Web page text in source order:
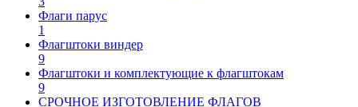
Флаги парус
1
Флагштоки виндер
9
Флагштоки и комплектующие к флагштокам
9
СРОЧНОЕ ИЗГОТОВЛЕНИЕ ФЛАГОВ